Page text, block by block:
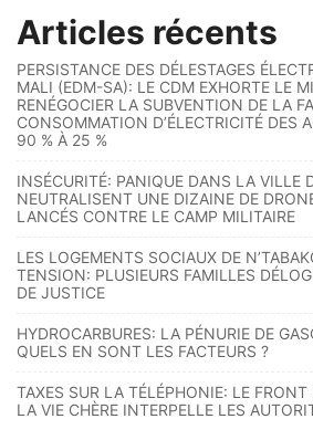
Articles récents
PERSISTANCE DES DÉLESTAGES
MALI (EDM-SA): LE CDM EXHORTE LE
RENÉGOCIER LA SUBVENTION DE LA
CONSOMMATION D’ÉLECTRICITÉ DES
90 % À 25 %
INSÉCURITÉ: PANIQUE DANS LA VILLE
NEUTRALISENT UNE DIZAINE DE
LANCÉS CONTRE LE CAMP MILITAIRE
LES LOGEMENTS SOCIAUX DE
TENSION: PLUSIEURS FAMILLES
DE JUSTICE
HYDROCARBURES: LA PÉNURIE DE
QUELS EN SONT LES FACTEURS ?
TAXES SUR LA TÉLÉPHONIE: LE
LA VIE CHÈRE INTERPELLE LES